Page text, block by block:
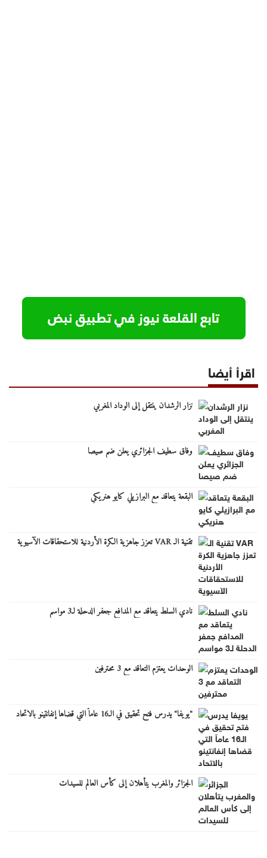
اقرأ أيضا
نزار الرشدان ينتقل إلى الوداد المغربي
وفاق سطيف الجزائري يعلن ضم صيصا
البقعة يتعاقد مع البرازيلي كايو هنريكي
تقنية الـ VAR تعزز جاهزية الكرة الأردنية للاستحقاقات الآسيوية
نادي السلط يتعاقد مع المدافع جعفر الدحلة لـ3 مواسم
الوحدات يعتزم التعاقد مع 3 محترفين
"يويفا" يدرس فتح تحقيق في الـ16 عاماً التي قضاها إنفانتينو بالاتحاد
الجزائر والمغرب يتأهلان إلى كأس العالم للسيدات